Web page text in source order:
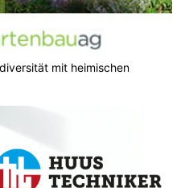
mit heimischen